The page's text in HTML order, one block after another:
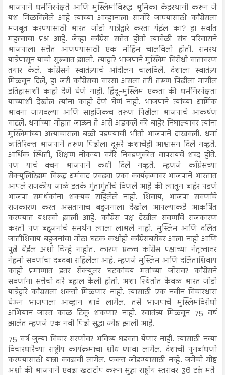
भाजपाने धर्मनिरपेक्षते आणि मुस्लिमांविरूद्ध भूमिका केंद्रस्थानी करून जे
यश मिळविलेले आहे त्याच्या आव्हानाला सामोरे जाण्यासाठी काँग्रेसला
मजबूत करण्यासाठी भारत जोडो यात्रेद्वारे करता येईल का? हा सर्वात
महत्त्वाचा प्रश्न आहे. जेव्हा काँग्रेस सत्तेत होती त्यावेळी संघ परिवाराने
भाजपाला सत्तेत आणण्यासाठी एक मोहिम चालविली होती. रामरथ
यात्रेपासून याची सुरूवात झाली. त्याद्वारे भाजपाने मुस्लिम विरोधी वातावरण
तयार केले. काँग्रेसने स्वातंत्र्याचे आंदोलन चालविले. देशाला स्वातंत्र्य
मिळवून दिले, हा जरी काँग्रेसचा वारसा असला तरी तरूण पिढीला मागील
इतिहासाशी काही देणे घेणे नाही. हिंदू-मुस्लिम एकता की धर्मनिरपेक्षता
याच्याशी देखील त्यांना काही देणं घेणं नाही. भाजपाने त्यांच्या धार्मिक
भावना जागवल्या आणि साहजिकच तरूण पिढीला भाजपाचे आकर्षण
वाटले. धर्माच्या मोहात जाऊन ते असे अडकले की बाहेर निघाल्यावर त्यांना
मुस्लिमांच्या अत्याचाराला बळी पडण्याची भीती भाजपाने दाखवली. धर्मा
व्यतिरिक्त भाजपाने तरूण पिढीला दूसरे कशाचेही आश्वासन दिले नव्हते.
आर्थिक स्थिती, शिक्षण नोकऱ्या वगैरे निवडणुकीत वापरायचे शब्द होते.
पण याचे वचन भाजपाने कधी दिले नव्हते. म्हणजे काँग्रेसच्या
सेक्युलिरिझम विरूद्ध धर्मवाद एवढ्या एका कार्यक्रमावर भाजपाने भारतात
आपले राजकीय जाळे इतके गुंतागुंतीचे विणले आहे की त्यातून बाहेर पडणे
भाजपा समर्थकांना शक्यच राहिलेले नाही. शिवाय, भाजपा सवर्णांचे
राजकारण करत असतानाच बहुजनाला देखील आपल्याकडे आकर्षित
करण्यात यशस्वी झाली आहे. काँग्रेस पक्ष देखील सवर्णांचे राजकारण
करतो पण बहुजनांचे समर्थन त्याला लाभले नाही. मुस्लिम आणि दलित
जातीशिवाय बहुजनांचा मोठा घटक कधीही काँग्रेसबरोबर आला नाही आणि
पुढे येईल अशी चिन्हे नाहीत. कारण एकच काँग्रेस पक्षाच्या नेतृत्वावर
नेहमी सवर्णांचा दबदबा राहिलेला आहे. म्हणजे मुस्लिम आणि दलिताशिवाय
काही प्रमाणात इतर सेक्युलर घटकांचय मतांच्या जोरावर काँग्रेसने
सवर्णांना सत्तेची दारे बहाल केली होती. अशा स्थितीत केवळ भारत जोडो
यात्रेद्वारे काँग्रसला शक्ती मिळणार नाही. त्यासाठी एक नवीन विचारधारा
घेऊन भाजपाला आव्हान द्यावे लागेल. तसे भाजपाचे मुस्लिमविरोधी
अभियान जास्त काळ टिकू शकणार नाही. स्वातंत्र्य मिळवून 75 वर्ष
झालेत म्हणजे एक नवी पिढी सुद्धा ज्येष्ठ झाली आहे.
75 वर्ष जुन्या विचार सरणीवर भविष्य घडवता येणार नाही. त्यासाठी नव्या
विचारधारेच्या राष्ट्रीय कार्यक्रमाचा शोध घ्यावा लागेल. देशाची पुनर्बांधणी
करण्यासाठी यात्रा काढावी लागेल. फक्त जोडण्यासाठी नव्हे. जमेची गोष्ट
अशी की भाजपाने एवढा खटाटोप करून सुद्धा राष्ट्रीय स्तरावर 36 टक्के मते